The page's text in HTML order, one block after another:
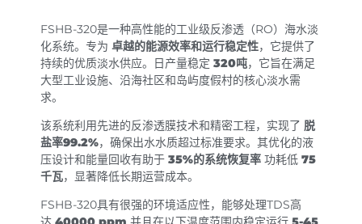
FSHB-320是一种高性能的工业级反渗透（RO）海水淡
化系统。专为 卓越的能源效率和运行稳定性，它提供了
持续的优质淡水供应。日产量稳定 320吨，它旨在满足
大型工业设施、沿海社区和岛屿度假村的核心淡水需
求。
该系统利用先进的反渗透膜技术和精密工程，实现了 脱
盐率99.2%，确保出水水质超过标准要求。其优化的液
压设计和能量回收有助于 35%的系统恢复率 功耗低 75
千瓦，显著降低长期运营成本。
FSHB-320具有很强的环境适应性，能够处理TDS高